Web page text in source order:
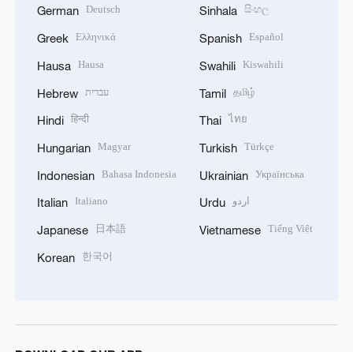
German Deutsch
Greek Ελληνικά
Hausa Hausa
Hebrew עברית
Hindi हिन्दी
Hungarian Magyar
Indonesian Bahasa Indonesia
Italian Italiano
Japanese 日本語
Korean 한국어
Sinhala සිංහල
Spanish Español
Swahili Kiswahili
Tamil தமிழ்
Thai ไทย
Turkish Türkçe
Ukrainian Українська
Urdu اردو
Vietnamese Tiếng Việt